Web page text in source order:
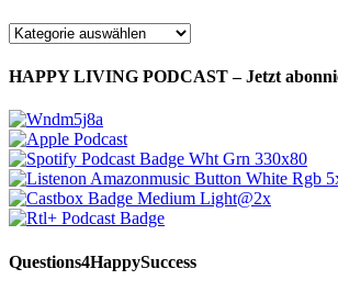
Andere
HAPPY LIVING PODCAST – Jetzt
Questions4HappySuccess